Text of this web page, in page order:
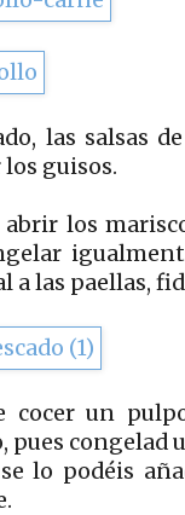
las salsas
guisos.
abrir los
a las paellas,
cocer un
pues congelad
lo podéis